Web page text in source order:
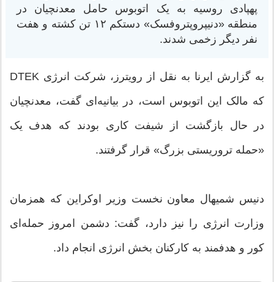
پهپادی روسیه به یک اتوبوس حامل معدنچیان در
منطقه «دنیپروپتروفسک» دستکم ۱۲ تن کشته و هفت
نفر دیگر زخمی شدند.
به گزارش ایرنا به نقل از رویترز، شرکت انرژی DTEK
که مالک این اتوبوس است، در بیانیه‌ای گفت، معدنچیان
در حال بازگشت از شیفت کاری بودند که هدف یک
«حمله تروریستی بزرگ» قرار گرفتند.
دنیس شمیهال معاون نخست وزیر اوکراین که همزمان
وزارت انرژی را نیز دارد، گفت: دشمن امروز حمله‌ای
کور و هدفمند به کارکنان بخش انرژی انجام داد.